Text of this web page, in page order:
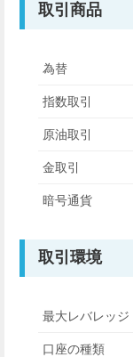
取引商品
為替
指数取引
原油取引
金取引
暗号通貨
取引環境
最大レバレッジ
口座の種類